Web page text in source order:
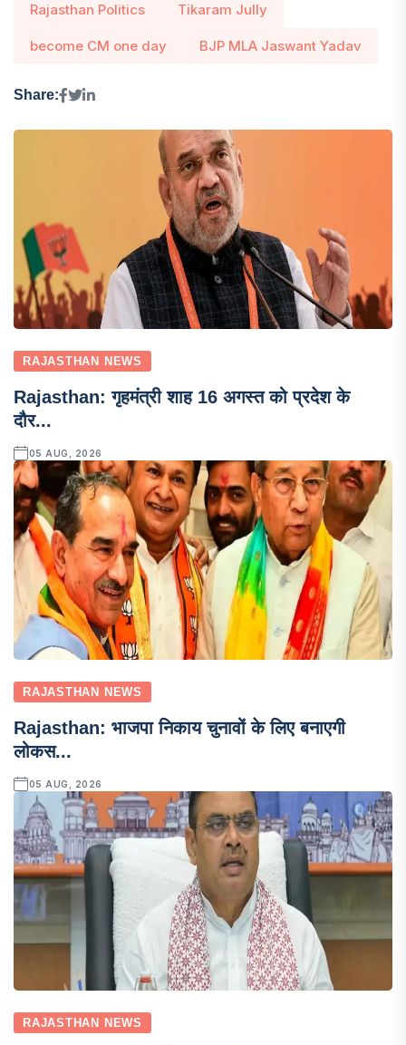
Rajasthan Politics Tikaram Jully
become CM one day BJP MLA Jaswant Yadav
Share:
RAJASTHAN NEWS
Rajasthan: गृहमंत्री शाह 16 अगस्त को प्रदेश के
दौर...
05 AUG, 2026
RAJASTHAN NEWS
Rajasthan: भाजपा निकाय चुनावों के लिए बनाएगी
लोकस...
05 AUG, 2026
RAJASTHAN NEWS